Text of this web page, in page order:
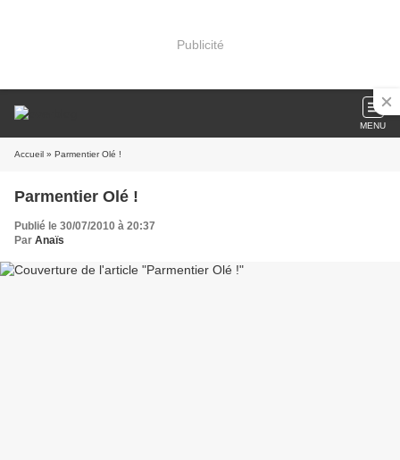
Publicité
MENU
Accueil » Parmentier Olé !
Parmentier Olé !
Publié le 30/07/2010 à 20:37
Par Anaïs